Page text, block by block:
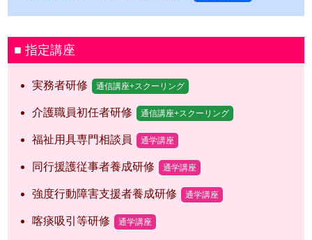
指定講座
実務者研修 通信講座+スクーリング
介護職員初任者研修 通信講座+スクーリング
福祉用具専門相談員 通学講座
同行援護従事者養成研修 通学講座
強度行動障害支援者養成研修 通学講座
喀痰吸引等研修 通学講座